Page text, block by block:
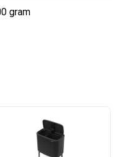
gram